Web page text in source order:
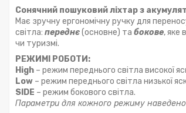
Сонячний пошуковий ліхтар з
Має зручну ергономічну ручку для
світла: переднє(основне) та бокове, яке
чи туризмі.
РЕЖИМІ РОБОТИ:
H igh – режим переднього світла високої
Low – режим переднього світла низької
SIDE – режим бокового світла.
Параметри для кожного режиму наведено